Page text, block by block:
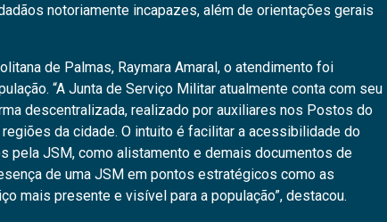
notoriamente incapazes, além de orientações gerais
de Palmas, Raymara Amaral, o atendimento foi
“A Junta de Serviço Militar atualmente conta com seu
descentralizada, realizado por auxiliares nos Postos do
da cidade. O intuito é facilitar a acessibilidade do
JSM, como alistamento e demais documentos de
de uma JSM em pontos estratégicos como as
mais presente e visível para a população”, destacou.